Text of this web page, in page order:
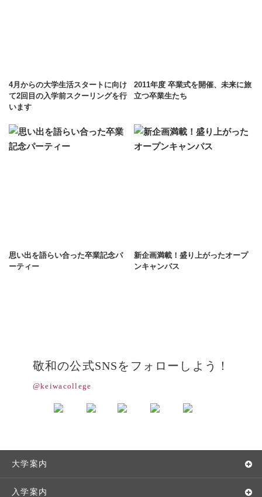
4月からの大学生活スタートに向け
て2回目の入学前スクーリングを行
います
2011年度 卒業式を開催、未来に旅
立つ卒業生たち
思い出を語らい合った卒業記念パ
ーティー
新企画満載！盛り上がったオープ
ンキャンパス
敬和の公式SNSをフォローしよう！
@keiwacollege
大学案内
敬和学園大学とは
入学案内